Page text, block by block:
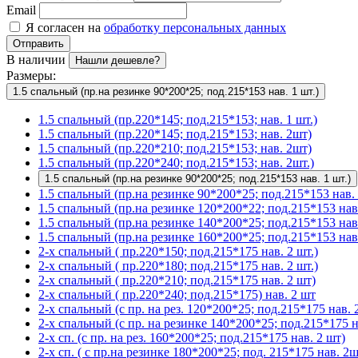
Email
Я согласен на обработку персональных данных
Отправить
В наличии Нашли дешевле?
Размеры:
1.5 спальный (пр.на резинке 90*200*25; под.215*153 нав. 1 шт.)
1.5 спальный (пр.220*145; под.215*153; нав. 1 шт.)
1.5 спальный (пр.220*145; под.215*153; нав. 2шт)
1.5 спальный (пр.220*210; под.215*153; нав. 2шт)
1.5 спальный (пр.220*240; под.215*153; нав. 2шт.)
1.5 спальный (пр.на резинке 90*200*25; под.215*153 нав. 1 шт.)
1.5 спальный (пр.на резинке 90*200*25; под.215*153
1.5 спальный (пр.на резинке 120*200*22; под.215*153
1.5 спальный (пр.на резинке 140*200*25; под.215*153
1.5 спальный (пр.на резинке 160*200*25; под.215*153
2-х спальный ( пр.220*150; под.215*175 нав. 2 шт.)
2-х спальный ( пр.220*180; под.215*175 нав. 2 шт.)
2-х спальный ( пр.220*210; под.215*175 нав. 2 шт)
2-х спальный ( пр.220*240; под.215*175) нав. 2 шт
2-х спальный (с пр. на рез. 120*200*25; под.215*175 нав.
2-х спальный (с пр. на резинке 140*200*25; под.215*175
2-х сп. (с пр. на рез. 160*200*25; под.215*175 нав. 2 шт)
2-х сп. ( с пр.на резинке 180*200*25; под. 215*175 нав.